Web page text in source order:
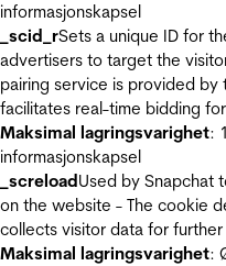
informasjonskapsel
_scid_rSets a unique ID for
advertisers to target the
pairing service is provided
facilitates real-time bidding
Maksimal lagringsvarighet:
informasjonskapsel
_screloadUsed by Snapchat
on the website - The cookie
collects visitor data for
Maksimal lagringsvarighet: